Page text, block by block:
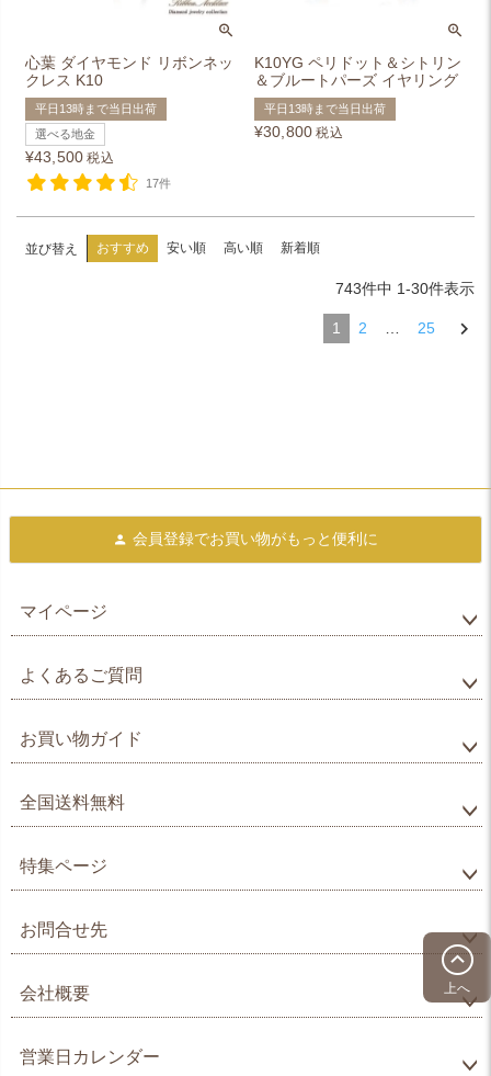
心葉 ダイヤモンド リボンネッ
クレス K10
平日13時まで当日出荷
選べる地金
¥43,500 税込
17件
K10YG ペリドット＆シトリン
＆ブルートパーズ イヤリング
平日13時まで当日出荷
¥30,800 税込
並び替え おすすめ 安い順 高い順 新着順
743件中 1-30件表示
1 2 25
上へ
会員登録でお買い物がもっと便利に
マイページ
よくあるご質問
お買い物ガイド
全国送料無料
特集ページ
お問合せ先
会社概要
営業日カレンダー